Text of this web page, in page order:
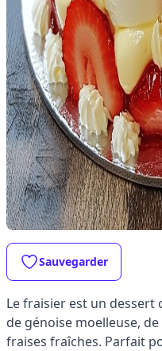
Sauvegarder
Le fraisier est un dessert
de génoise moelleuse,
fraises fraîches. Parfait